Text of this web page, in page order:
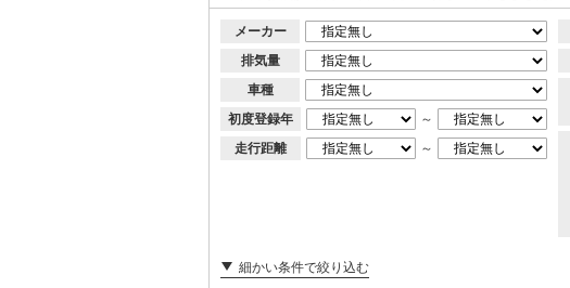
メーカー
排気量
車種
初度登録年
～
走行距離
～
細かい条件で絞り込む